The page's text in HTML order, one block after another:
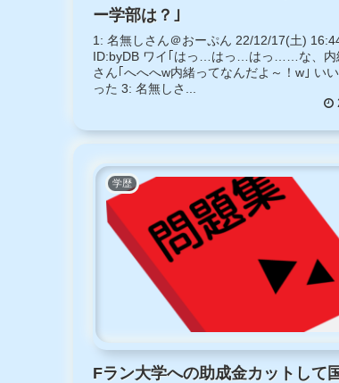
ー学部は？｣
1: 名無しさん＠おーぷん 22/12/17(土)
ID:byDB ワイ｢はっ…はっ…はっ……な、内
さん｢へへへw内緒ってなんだよ～！w｣ い
った 3: 名無しさ...
学歴
Fラン大学への助成金カットして